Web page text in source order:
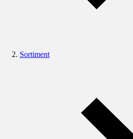
Sortiment